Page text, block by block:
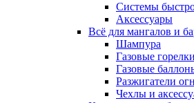
Системы
Аксессуары
Всё для мангалов и
Шампура
Газовые горелки
Газовые
Разжигатели
Чехлы и